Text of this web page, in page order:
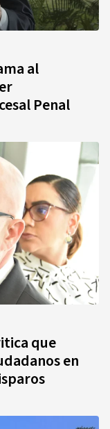
al
Penal
que
en